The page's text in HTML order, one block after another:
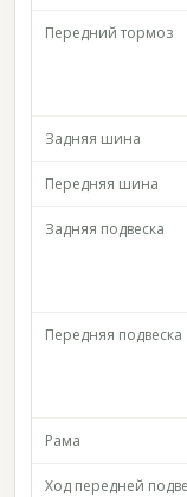
Передний тормоз
Задняя шина
Передняя шина
Задняя подвеска
Передняя подвеска
Рама
Ход передней